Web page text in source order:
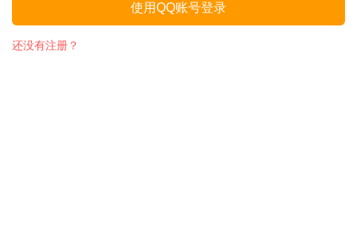
使用QQ账号登录
还没有注册？